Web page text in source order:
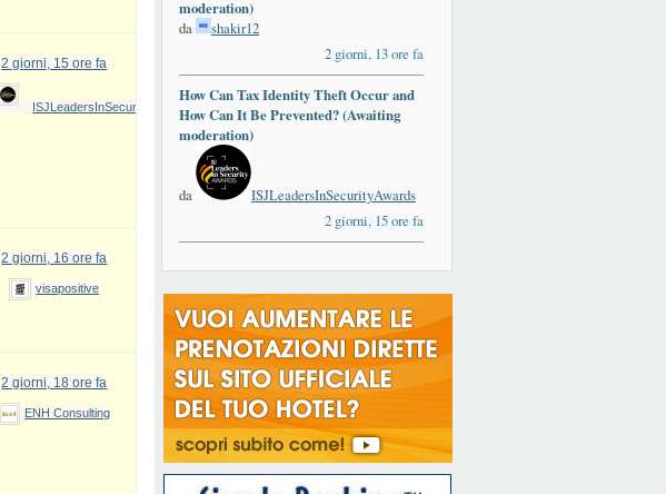
2 giorni, 15 ore fa
ISJLeadersInSecurityAwards
2 giorni, 16 ore fa
visapositive
2 giorni, 18 ore fa
ENH Consulting
moderation)
da
shakir12
2 giorni, 13 ore fa
How Can Tax Identity Theft Occur and
How Can It Be Prevented? (Awaiting
moderation)
da
ISJLeadersInSecurityAwards
2 giorni, 15 ore fa